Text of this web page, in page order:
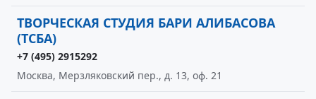
ТВОРЧЕСКАЯ СТУДИЯ БАРИ АЛИБАСОВА
(ТСБА)
+7 (495) 2915292
Москва, Мерзляковский пер., д. 13, оф. 21